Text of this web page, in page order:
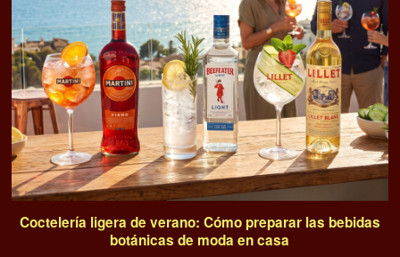
Coctelería ligera de verano: Cómo preparar las bebidas
botánicas de moda en casa